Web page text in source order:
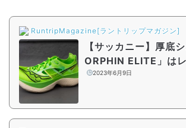
RuntripMagazine[ラントリップマガジン]
【サッカニー】厚底
ORPHIN ELITE」は
りをサポート!?
2023年6月9日